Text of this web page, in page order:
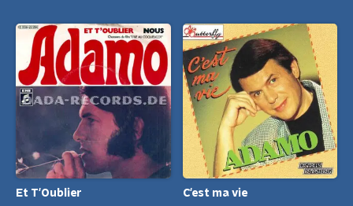
Et T'Oublier
C'est ma vie